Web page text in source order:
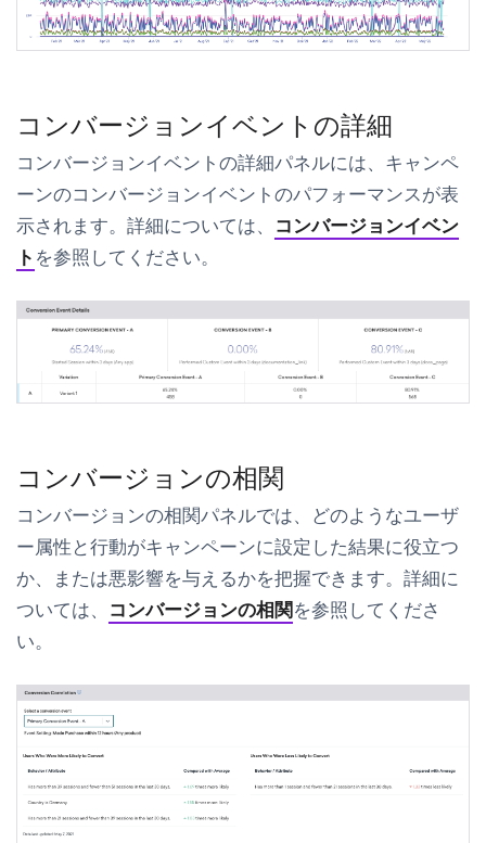
コンバージョンイベントの詳細
コンバージョンイベントの詳細パネルには、キャンペ
ーンのコンバージョンイベントのパフォーマンスが表
示されます。詳細については、 コンバージョンイベン
ト を参照してください。
コンバージョンの相関
コンバージョンの相関パネルでは、どのようなユーザ
ー属性と行動がキャンペーンに設定した結果に役立つ
か、または悪影響を与えるかを把握できます。詳細に
ついては、 コンバージョンの相関を参照してくださ
い。